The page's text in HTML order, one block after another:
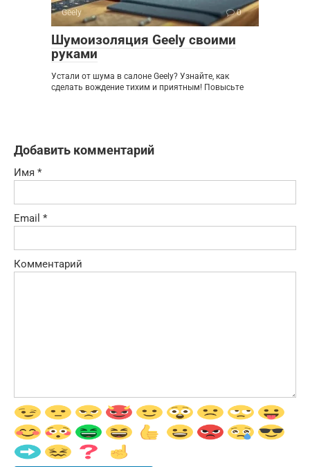
Geely 0
Шумоизоляция Geely своими
руками
Устали от шума в салоне Geely? Узнайте, как
сделать вождение тихим и приятным! Повысьте
Добавить комментарий
Имя *
Email *
Комментарий